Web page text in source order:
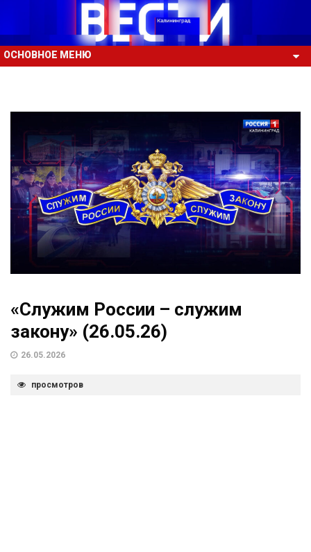
ОСНОВНОЕ МЕНЮ
«Служим России – служим
закону» (26.05.26)
26.05.2026
просмотров